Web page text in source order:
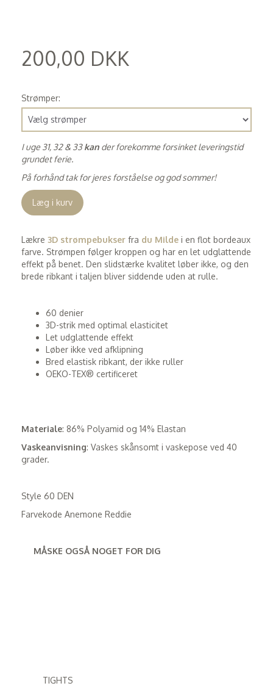
200,00 DKK
Strømper:
I uge 31, 32 & 33kan der forekomme forsinket leveringstid
grundet ferie.
På forhånd tak for jeres forståelse og god sommer!
Læg i kurv
Lækre 3D strømpebukser fra du Milde i en flot bordeaux
farve. Strømpen følger kroppen og har en let udglattende
effekt på benet. Den slidstærke kvalitet løber ikke, og den
brede ribkant i taljen bliver siddende uden at rulle.
60 denier
3D-strik med optimal elasticitet
Let udglattende effekt
Løber ikke ved afklipning
Bred elastisk ribkant, der ikke ruller
OEKO-TEX® certificeret
Materiale: 86% Polyamid og 14% Elastan
Vaskeanvisning: Vaskes skånsomt i vaskepose ved 40
grader.
Style 60 DEN
Farvekode Anemone Reddie
MÅSKE OGSÅ NOGET FOR DIG
TIGHTS